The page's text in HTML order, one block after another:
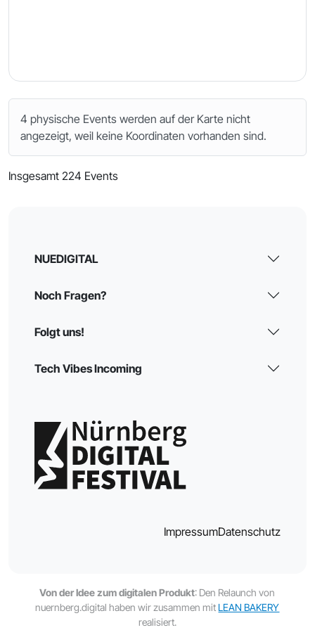
4 physische Events werden auf der Karte nicht
angezeigt, weil keine Koordinaten vorhanden sind.
Insgesamt 224 Events
NUEDIGITAL
Noch Fragen?
Folgt uns!
Tech Vibes Incoming
ImpressumDatenschutz
Von der Idee zum digitalen Produkt: Den Relaunch von
nuernberg.digital haben wir zusammen mitLEAN BAKERY
realisiert.